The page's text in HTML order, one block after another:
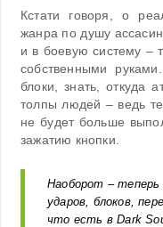
Кстати говоря, о
жанра по душу
и в боевую систему –
собственными
блоки, знать, откуда
толпы людей – ведь
не будет больше
зажатию кнопки.
Наоборот –
ударов, блоков,
что есть в Dark